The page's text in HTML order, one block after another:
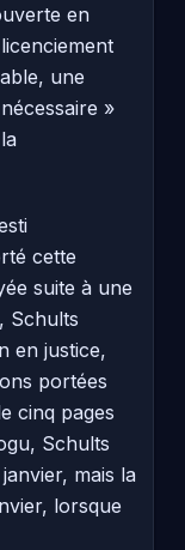
en
une
»
cette
suite à une
Schults
en justice,
portées
cinq pages
Schults
mais la
lorsque